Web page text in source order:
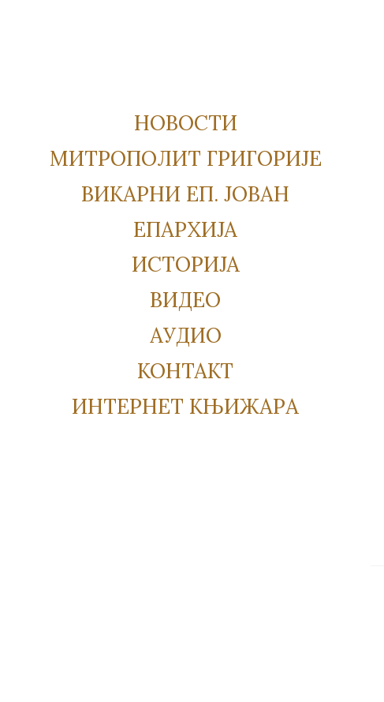
НОВОСТИ
МИТРОПОЛИТ ГРИГОРИЈЕ
ВИКАРНИ ЕП. ЈОВАН
ЕПАРХИЈА
ИСТОРИЈА
ВИДЕО
АУДИО
КОНТАКТ
ИНТЕРНЕТ КЊИЖАРА